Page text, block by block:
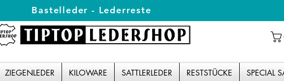
Bastelleder - Lederreste
ZIEGENLEDER KILOWARE SATTLERLEDER RESTSTÜCKE SPECIAL